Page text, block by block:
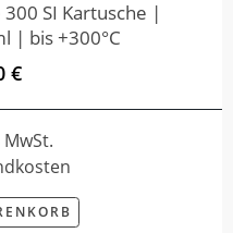
SI Kartusche |
| bis +300°C
€